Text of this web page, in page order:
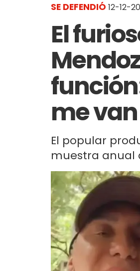
SE DEFENDIÓ 12-12-
El
me
El popular
muestra anual